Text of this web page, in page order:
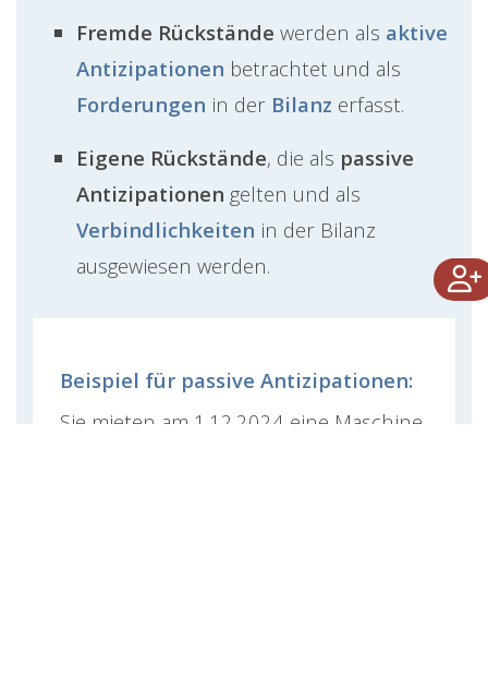
Fremde Rückstände werden als aktive
Antizipationen betrachtet und als
Forderungen in der Bilanz erfasst.
Eigene Rückstände, die als passive
Antizipationen gelten und als
Verbindlichkeiten in der Bilanz
ausgewiesen werden.
Beispiel für passive Antizipationen:
Sie mieten am 1.12.2024 eine Maschine